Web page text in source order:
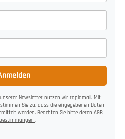
Newsletter nutzen wir rapidmail. Mit
Sie zu, dass die eingegebenen Daten
werden. Beachten Sie bitte deren AGB
.